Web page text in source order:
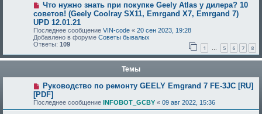
Что нужно знать при покупке Geely Atlas у дилера? 10
советов! (Geely Coolray SX11, Emrgand X7, Emrgand 7)
UPD 12.01.21
Последнее сообщение VIN-code « 20 сен 2023, 19:28
Добавлено в форуме Советы бывалых
Ответы: 109 1 … 5 6 7 8
Темы
Руководство по ремонту GEELY Emgrand 7 FE-3JC [RU]
[PDF]
Последнее сообщение INFOBOT_GCBY « 09 авг 2022, 15:36